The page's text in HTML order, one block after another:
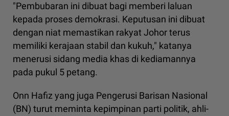
"Pembubaran ini dibuat bagi memberi laluan
kepada proses demokrasi. Keputusan ini dibuat
dengan niat memastikan rakyat Johor terus
memiliki kerajaan stabil dan kukuh," katanya
menerusi sidang media khas di kediamannya
pada pukul 5 petang.
Onn Hafiz yang juga Pengerusi Barisan Nasional
(BN) turut meminta kepimpinan parti politik, ahli-